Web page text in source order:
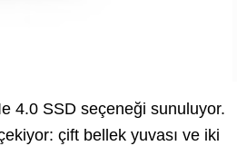
4.0 SSD seçeneği sunuluyor.
çift bellek yuvası ve iki